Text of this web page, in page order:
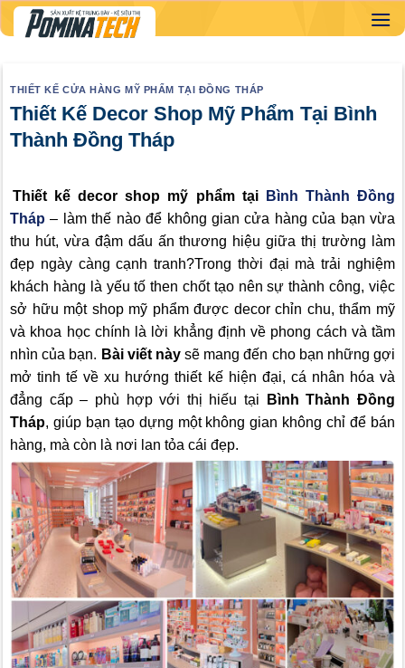
Skip
to
THIẾT KẾ CỬA HÀNG MỸ PHẨM TẠI ĐỒNG THÁP
Thiết Kế Decor Shop Mỹ Phẩm Tại Bình
Thành Đồng Tháp
Thiết kế decor shop mỹ phẩm tại
Bình Thành Đồng
Tháp – làm thế nào để không gian cửa hàng của bạn vừa
thu hút, vừa đậm dấu ấn thương hiệu giữa thị trường làm
đẹp ngày càng cạnh tranh?Trong thời đại mà trải nghiệm
khách hàng là yếu tố then chốt tạo nên sự thành công, việc
sở hữu một shop mỹ phẩm được decor chỉn chu, thẩm mỹ
và khoa học chính là lời khẳng định về phong cách và tầm
nhìn của bạn. Bài viết nàysẽ mang đến cho bạn những gợi
mở tinh tế về xu hướng thiết kế hiện đại, cá nhân hóa và
đẳng cấp – phù hợp với thị hiếu tại
Bình Thành Đồng
Tháp, giúp bạn tạo dựng một không gian không chỉ để bán
hàng, mà còn là nơi lan tỏa cái đẹp.